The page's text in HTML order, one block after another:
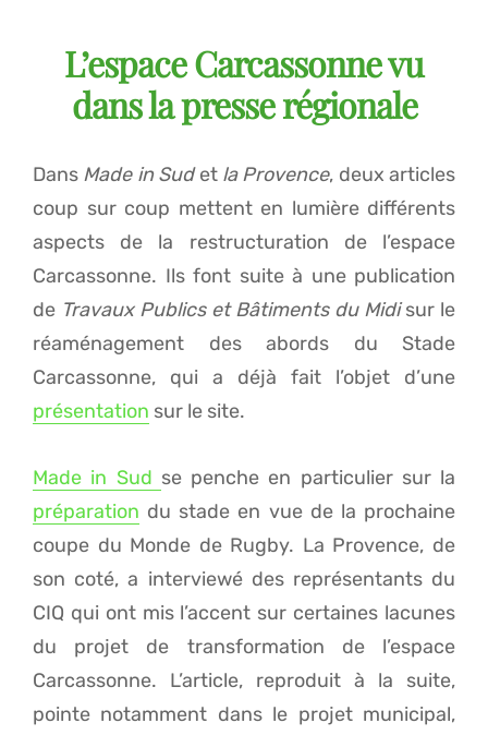
L’espace Carcassonne vu
dans la presse régionale
Dans Made in Sudet la Provence, deux articles
coup sur coup mettent en lumière différents
aspects de la restructuration de l’espace
Carcassonne. Ils font suite à une publication
de Travaux Publics et Bâtiments du Midisur le
réaménagement des abords du Stade
Carcassonne, qui a déjà fait l’objet d’une
présentation sur le site.
Made in Sud se penche en particulier sur la
préparation du stade en vue de la prochaine
coupe du Monde de Rugby. La Provence, de
son coté, a interviewé des représentants du
CIQ qui ont mis l’accent sur certaines lacunes
du projet de transformation de l’espace
Carcassonne. L’article, reproduit à la suite,
pointe notamment dans le projet municipal,